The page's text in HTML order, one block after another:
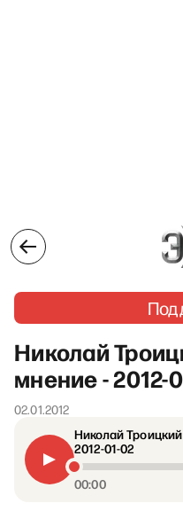
Николай
мнение - 2012-
02.01.2012
Николай
2012-01-02
00:00